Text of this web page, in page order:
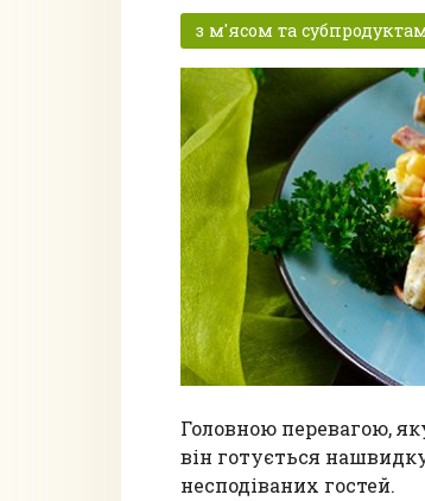
з м'ясом та
Головною перевагою,
він готується
несподіваних гостей.